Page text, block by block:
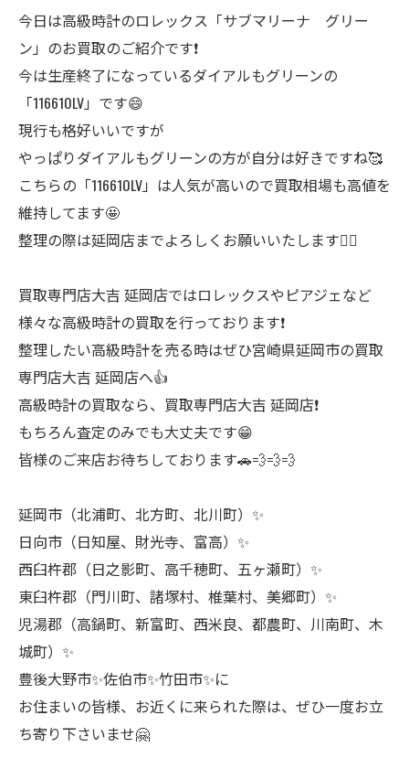
今日は高級時計のロレックス「サブマリーナ グリー
ン」のお買取のご紹介です❗
今は生産終了になっているダイアルもグリーンの
「116610LV」です😄
現行も格好いいですが
やっぱりダイアルもグリーンの方が自分は好きですね🥰
こちらの「116610LV」は人気が高いので買取相場も高値を
維持してます🤩
整理の際は延岡店までよろしくお願いいたします🙇‍♂️
買取専門店大吉 延岡店ではロレックスやピアジェなど
様々な高級時計の買取を行っております❗
整理したい高級時計を売る時はぜひ宮崎県延岡市の買取
専門店大吉 延岡店へ👍
高級時計の買取なら、買取専門店大吉 延岡店❗
もちろん査定のみでも大丈夫です😁
皆様のご来店お待ちしております🚗💨💨💨
延岡市（北浦町、北方町、北川町）✨
日向市（日知屋、財光寺、富高）✨
西臼杵郡（日之影町、高千穂町、五ヶ瀬町）✨
東臼杵郡（門川町、諸塚村、椎葉村、美郷町）✨
児湯郡（高鍋町、新富町、西米良、都農町、川南町、木
城町）✨
豊後大野市✨佐伯市✨竹田市✨に
お住まいの皆様、お近くに来られた際は、ぜひ一度お立
ち寄り下さいませ🤗